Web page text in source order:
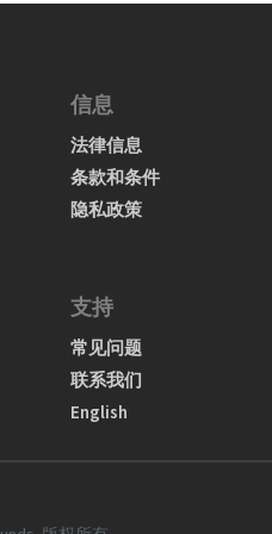
信息
法律信息
条款和条件
隐私政策
支持
常见问题
联系我们
English